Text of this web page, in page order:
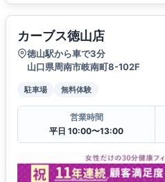
カーブス徳山店
徳山駅から車で3分
山口県周南市岐南町8-102F
駐車場 無料体験
営業時間
平日 10:00〜13:00